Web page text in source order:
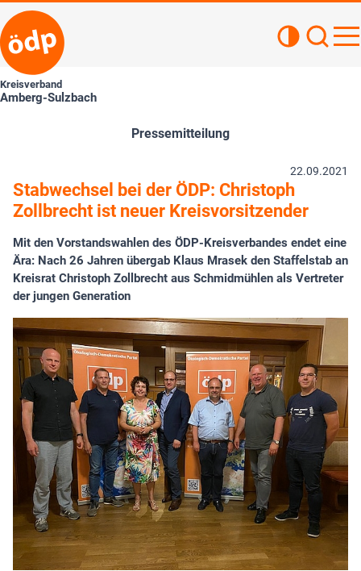
Kreisverband
Amberg-Sulzbach
Pressemitteilung
22.09.2021
Stabwechsel bei der ÖDP: Christoph
Zollbrecht ist neuer Kreisvorsitzender
Mit den Vorstandswahlen des ÖDP-Kreisverbandes endet eine
Ära: Nach 26 Jahren übergab Klaus Mrasek den Staffelstab an
Kreisrat Christoph Zollbrecht aus Schmidmühlen als Vertreter
der jungen Generation